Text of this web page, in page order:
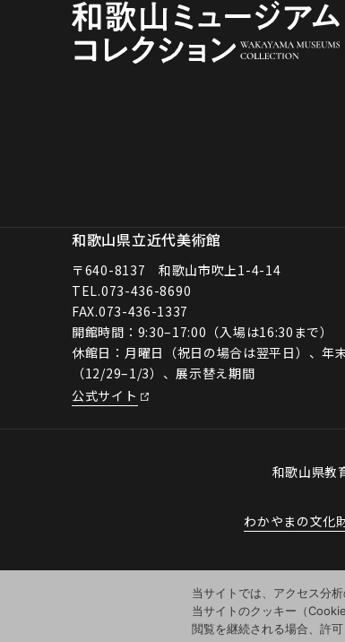
和歌山県立近代美術館
〒640-8137 和歌山市吹上1-4-14
TEL.073-436-8690
FAX.073-436-1337
開館時間：9:30–17:00（入場は16:30まで）
休館日：月曜日（祝日の場合は翌平日）、年
（12/29–1/3）、展示替え期間
公式サイト
和歌山県教
わかやまの文化
当サイトでは、アクセス分
当サイトのクッキー（
閲覧を継続される場合、許